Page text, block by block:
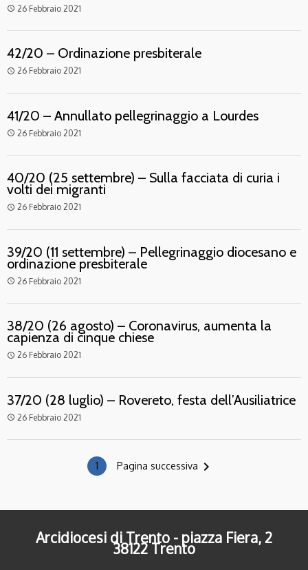
access_time 26 Febbraio 2021
42/20 – Ordinazione presbiterale
access_time 26 Febbraio 2021
41/20 – Annullato pellegrinaggio a Lourdes
access_time 26 Febbraio 2021
40/20 (25 settembre) – Sulla facciata di curia i
volti dei migranti
access_time 26 Febbraio 2021
39/20 (11 settembre) – Pellegrinaggio diocesano e
ordinazione presbiterale
access_time 26 Febbraio 2021
38/20 (26 agosto) – Coronavirus, aumenta la
capienza di cinque chiese
access_time 26 Febbraio 2021
37/20 (28 luglio) – Rovereto, festa dell’Ausiliatrice
access_time 26 Febbraio 2021
1 Pagina successiva navigate_next
Arcidiocesi di Trento - piazza Fiera, 2
38122 Trento